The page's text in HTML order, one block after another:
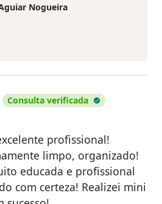
Nogueira
Consulta verificada
profissional!
limpo, organizado!
educada e profissional
com certeza! Realizei mini